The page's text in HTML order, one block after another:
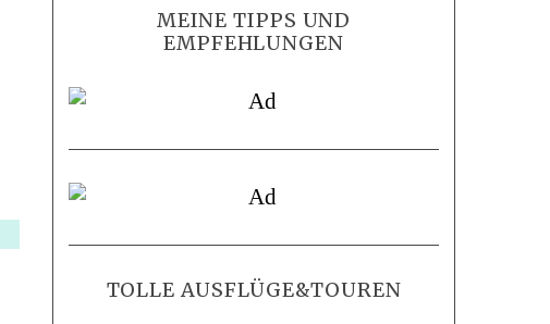
MEINE TIPPS UND
EMPFEHLUNGEN
TOLLE AUSFLÜGE&TOUREN